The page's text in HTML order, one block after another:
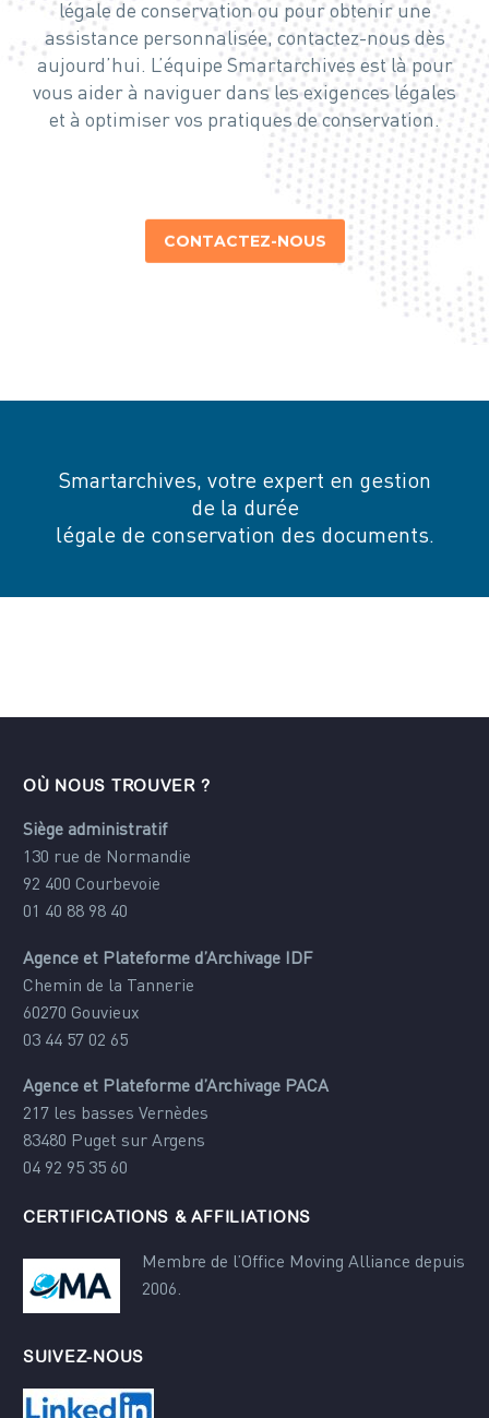
légale de conservation ou pour obtenir une
assistance personnalisée, contactez-nous dès
aujourd’hui. L’équipe Smartarchives est là pour
vous aider à naviguer dans les exigences légales
et à optimiser vos pratiques de conservation.
CONTACTEZ-NOUS
Smartarchives, votre expert en gestion
de la durée
légale de conservation des documents.
OÙ NOUS TROUVER ?
Siège administratif
130 rue de Normandie
92 400 Courbevoie
01 40 88 98 40
Agence et Plateforme d’Archivage IDF
Chemin de la Tannerie
60270 Gouvieux
03 44 57 02 65
Agence et Plateforme d’Archivage PACA
217 les basses Vernèdes
83480 Puget sur Argens
04 92 95 35 60
CERTIFICATIONS & AFFILIATIONS
Membre de l’Office Moving Alliance depuis
2006.
SUIVEZ-NOUS